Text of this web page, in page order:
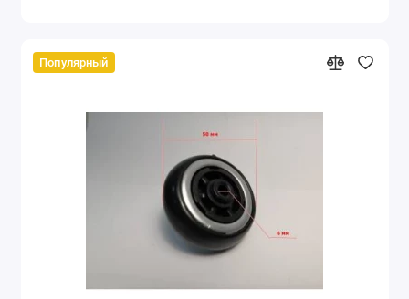
Популярный